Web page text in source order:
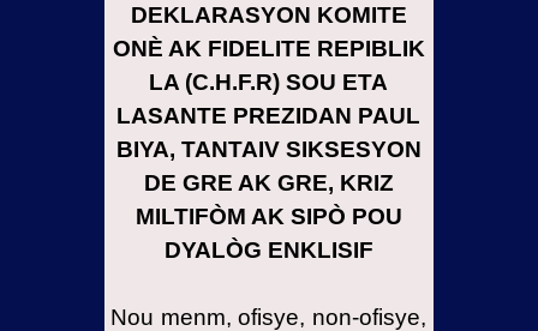
DEKLARASYON KOMITE
ONÈ AK FIDELITE REPIBLIK
LA (C.H.F.R) SOU ETA
LASANTE PREZIDAN PAUL
BIYA, TANTAIV SIKSESYON
DE GRE AK GRE, KRIZ
MILTIFÒM AK SIPÒ POU
DYALÒG ENKLISIF
Nou menm, ofisye, non-ofisye,